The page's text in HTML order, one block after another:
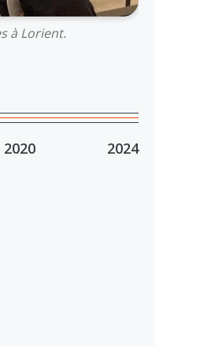
à Lorient.
2020 2024